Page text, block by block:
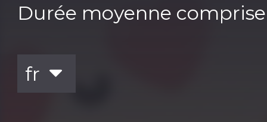
Durée moyenne